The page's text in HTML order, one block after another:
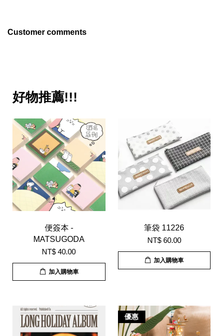
Customer comments
好物推薦!!!
便簽本 -
MATSUGODA
NT$ 40.00
加入購物車
筆袋 11226
NT$ 60.00
加入購物車
優惠